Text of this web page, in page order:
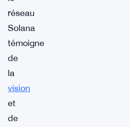
réseau
Solana
témoigne
de
la
vision
et
de